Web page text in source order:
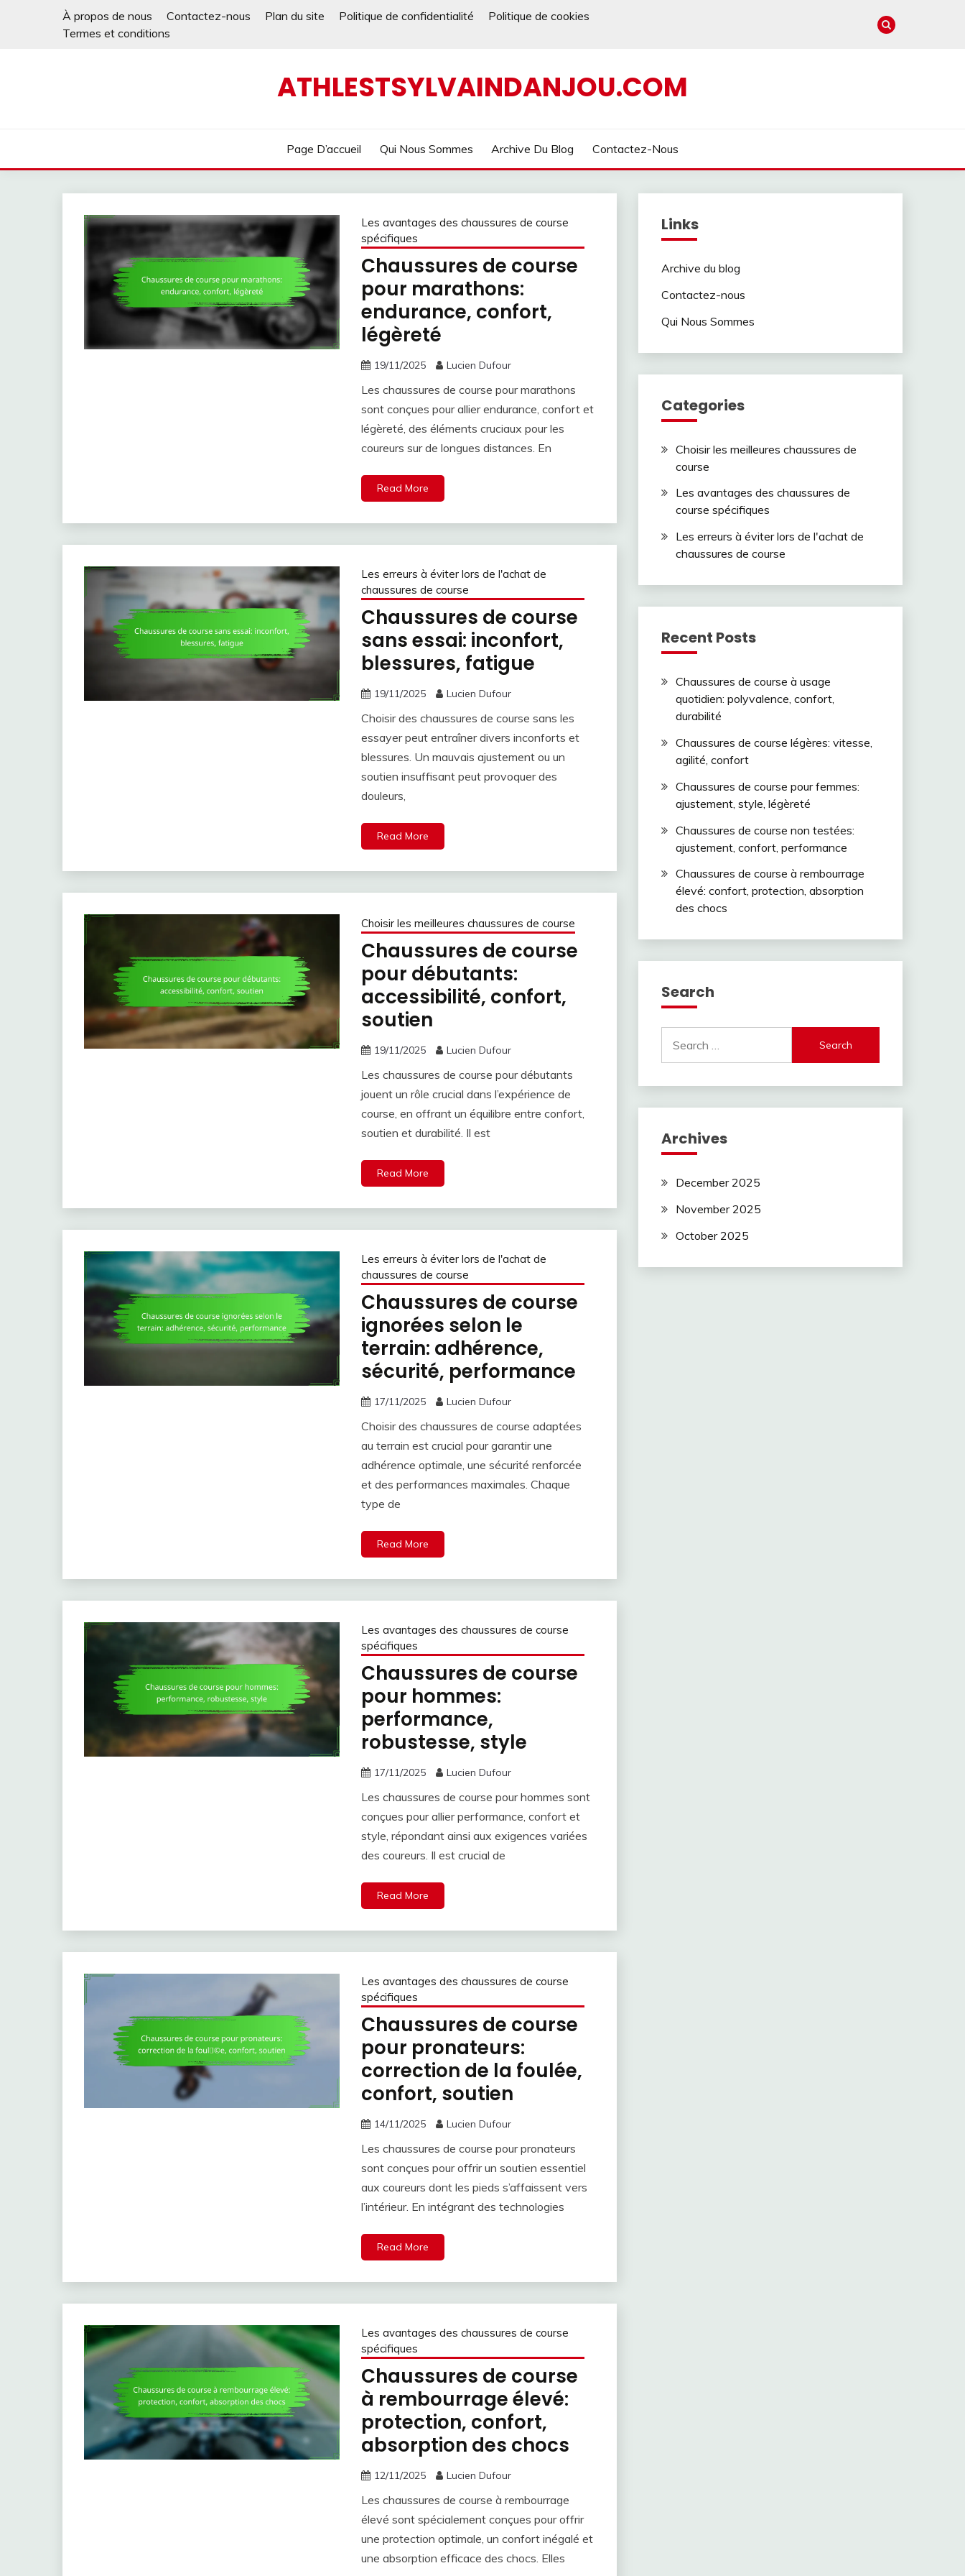
À propos de nous Contactez-nous Plan du site Politique de confidentialité
Politique de cookies
Termes et conditions
ATHLESTSYLVAINDANJOU.COM
Page D’accueil Qui Nous Sommes Archive Du Blog Contactez-Nous
Les avantages des chaussures de course
spécifiques
Chaussures de course
pour marathons:
endurance, confort,
légèreté
19/11/2025 Lucien Dufour
Les chaussures de course pour marathons
sont conçues pour allier endurance, confort et
légèreté, des éléments cruciaux pour les
coureurs sur de longues distances. En
Read More
Les erreurs à éviter lors de l'achat de
chaussures de course
Chaussures de course
sans essai: inconfort,
blessures, fatigue
19/11/2025 Lucien Dufour
Choisir des chaussures de course sans les
essayer peut entraîner divers inconforts et
blessures. Un mauvais ajustement ou un
soutien insuffisant peut provoquer des
douleurs,
Read More
Choisir les meilleures chaussures de course
Chaussures de course
pour débutants:
accessibilité, confort,
soutien
19/11/2025 Lucien Dufour
Les chaussures de course pour débutants
jouent un rôle crucial dans l’expérience de
course, en offrant un équilibre entre confort,
soutien et durabilité. Il est
Read More
Les erreurs à éviter lors de l'achat de
chaussures de course
Chaussures de course
ignorées selon le
terrain: adhérence,
sécurité, performance
17/11/2025 Lucien Dufour
Choisir des chaussures de course adaptées
au terrain est crucial pour garantir une
adhérence optimale, une sécurité renforcée
et des performances maximales. Chaque
type de
Read More
Les avantages des chaussures de course
spécifiques
Chaussures de course
pour hommes:
performance,
robustesse, style
17/11/2025 Lucien Dufour
Les chaussures de course pour hommes sont
conçues pour allier performance, confort et
style, répondant ainsi aux exigences variées
des coureurs. Il est crucial de
Read More
Les avantages des chaussures de course
spécifiques
Chaussures de course
pour pronateurs:
correction de la foulée,
confort, soutien
14/11/2025 Lucien Dufour
Les chaussures de course pour pronateurs
sont conçues pour offrir un soutien essentiel
aux coureurs dont les pieds s’affaissent vers
l’intérieur. En intégrant des technologies
Read More
Les avantages des chaussures de course
spécifiques
Chaussures de course
à rembourrage élevé:
protection, confort,
absorption des chocs
12/11/2025 Lucien Dufour
Les chaussures de course à rembourrage
élevé sont spécialement conçues pour offrir
une protection optimale, un confort inégalé et
une absorption efficace des chocs. Elles
Links
Archive du blog
Contactez-nous
Qui Nous Sommes
Categories
Choisir les meilleures chaussures de
course
Les avantages des chaussures de
course spécifiques
Les erreurs à éviter lors de l'achat de
chaussures de course
Recent Posts
Chaussures de course à usage
quotidien: polyvalence, confort,
durabilité
Chaussures de course légères: vitesse,
agilité, confort
Chaussures de course pour femmes:
ajustement, style, légèreté
Chaussures de course non testées:
ajustement, confort, performance
Chaussures de course à rembourrage
élevé: confort, protection, absorption
des chocs
Search
for:
Archives
December 2025
November 2025
October 2025